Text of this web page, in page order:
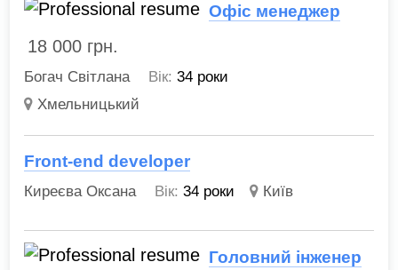
Офіс менеджер
18 000 грн.
Богач Світлана Вік: 34 роки
Хмельницький
Front-end developer
Киреєва Оксана Вік: 34 роки Київ
Головний інженер